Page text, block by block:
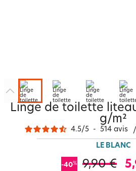
Linge de toilette
g/m²
4.5/5 - 514 avis /
LE BLANC
-40% 9,90 €